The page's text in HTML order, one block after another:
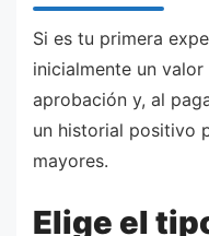
Si es tu primera
inicialmente un
aprobación y, al
un historial positivo
mayores.
Elige el